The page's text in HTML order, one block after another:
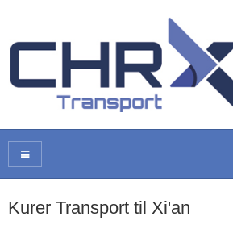
Kurer Transport til Xi'an